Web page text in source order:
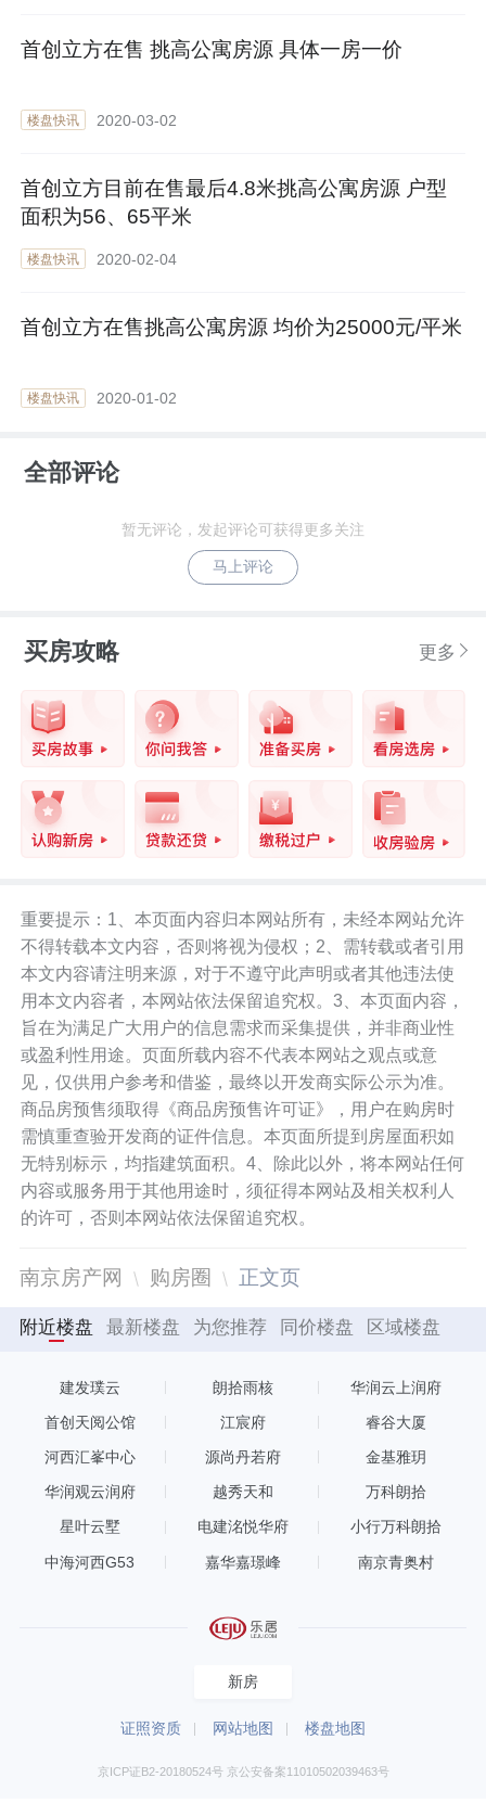
首创立方在售 挑高公寓房源 具体一房一价
楼盘快讯 2020-03-02
首创立方目前在售最后4.8米挑高公寓房源 户型
面积为56、65平米
楼盘快讯 2020-02-04
首创立方在售挑高公寓房源 均价为25000元/平米
楼盘快讯 2020-01-02
全部评论
暂无评论，发起评论可获得更多关注
马上评论
买房攻略 更多
重要提示：1、本页面内容归本网站所有，未经本网站允许
不得转载本文内容，否则将视为侵权；2、需转载或者引用
本文内容请注明来源，对于不遵守此声明或者其他违法使
用本文内容者，本网站依法保留追究权。3、本页面内容，
旨在为满足广大用户的信息需求而采集提供，并非商业性
或盈利性用途。页面所载内容不代表本网站之观点或意
见，仅供用户参考和借鉴，最终以开发商实际公示为准。
商品房预售须取得《商品房预售许可证》，用户在购房时
需慎重查验开发商的证件信息。本页面所提到房屋面积如
无特别标示，均指建筑面积。4、除此以外，将本网站任何
内容或服务用于其他用途时，须征得本网站及相关权利人
的许可，否则本网站依法保留追究权。
南京房产网 购房圈 正文页
附近楼盘 最新楼盘 为您推荐 同价楼盘 区域楼盘
建发璞云 朗拾雨核 华润云上润府
首创天阅公馆 江宸府 睿谷大厦
河西汇峯中心 源尚丹若府 金基雅玥
华润观云润府 越秀天和 万科朗拾
星叶云墅 电建洺悦华府 小行万科朗拾
中海河西G53 嘉华嘉璟峰 南京青奥村
新房
证照资质 网站地图 楼盘地图
京ICP证B2-20180524号 京公安备案11010502039463号